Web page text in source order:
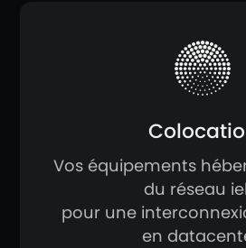
Vos équipements
du réseau
pour une
en